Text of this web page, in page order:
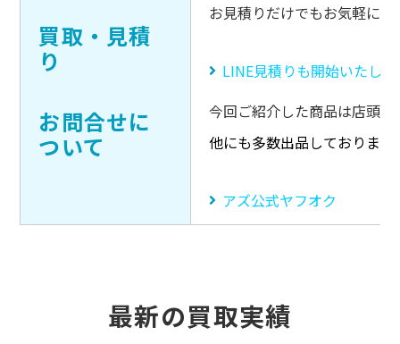
買取・見積
り
お問合せに
ついて
お見積りだけでもお気軽に
LINE見積りも開始いたし
今回ご紹介した商品は店頭
他にも多数出品しておりま
アズ公式ヤフオク
最新の買取実績